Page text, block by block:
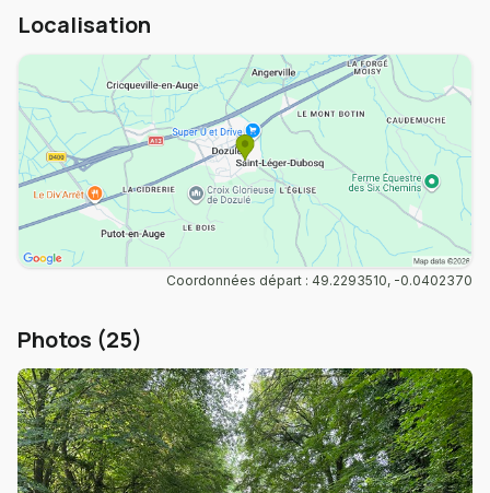
Localisation
Coordonnées départ : 49.2293510, -0.0402370
Photos (25)